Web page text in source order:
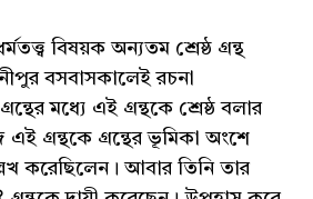
বিষয়ক অন্যতম শ্রেষ্ঠ গ্রন্থ
বসবাসকালেই রচনা
মধ্যে এই গ্রন্থকে শ্রেষ্ঠ বলার
গ্রন্থকে গ্রন্থের ভূমিকা অংশে
করেছিলেন। আবার তিনি তার